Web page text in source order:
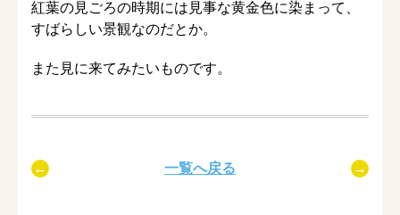
紅葉の見ごろの時期には見事な黄金色に染まって、
すばらしい景観なのだとか。
また見に来てみたいものです。
一覧へ戻る